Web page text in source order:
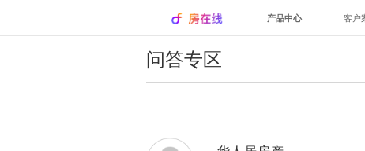
产品中心 客户
问答专区